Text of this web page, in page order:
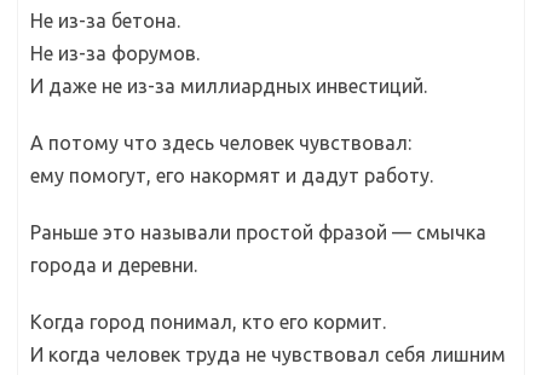
Не из-за бетона.
Не из-за форумов.
И даже не из-за миллиардных инвестиций.
А потому что здесь человек чувствовал:
ему помогут, его накормят и дадут работу.
Раньше это называли простой фразой — смычка
города и деревни.
Когда город понимал, кто его кормит.
И когда человек труда не чувствовал себя лишним